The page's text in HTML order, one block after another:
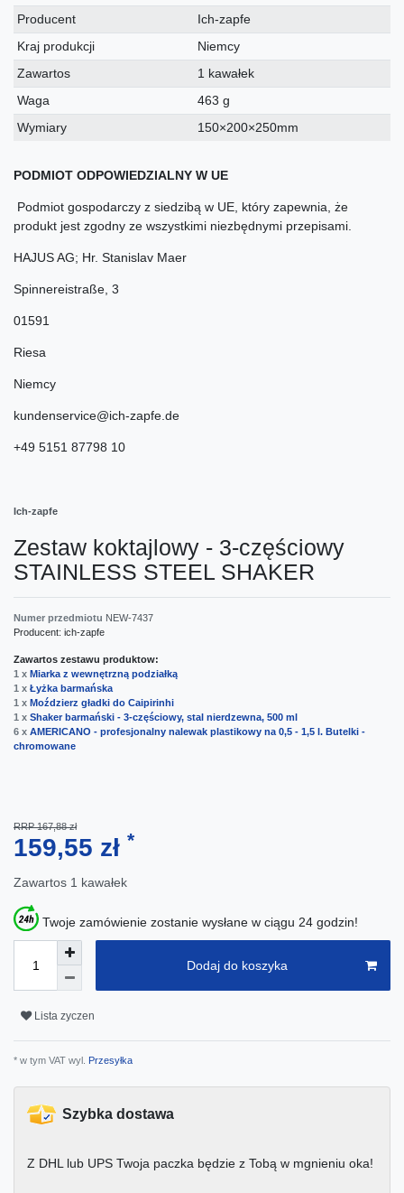
Producent
Ich-zapfe
Kraj produkcji
Niemcy
Zawartos
1 kawałek
Waga
463 g
Wymiary
150×200×250mm
PODMIOT ODPOWIEDZIALNY W UE
Podmiot gospodarczy z siedzibą w UE, który zapewnia, że
produkt jest zgodny ze wszystkimi niezbędnymi przepisami.
HAJUS AG; Hr. Stanislav Maer
Spinnereistraße 3
01591
Riesa
Niemcy
kundenservice@ich-zapfe.de
+49 5151 87798 10
Ich-zapfe
Zestaw koktajlowy - 3-częściowy
STAINLESS STEEL SHAKER
Numer przedmiotu NEW-7437
Producent: ich-zapfe
Zawartos zestawu produktow:
1 x Miarka z wewnętrzną podziałką
1 x Łyżka barmańska
1 x Moździerz gładki do Caipirinhi
1 x Shaker barmański - 3-częściowy, stal nierdzewna, 500 ml
6 x AMERICANO - profesjonalny nalewak plastikowy na 0,5 - 1,5 l. Butelki -
chromowane
RRP 167,88 zł
159,55 zł *
Zawartos 1 kawałek
Twoje zamówienie zostanie wysłane w ciągu 24 godzin!
Dodaj do koszyka
Lista zyczen
* w tym VAT wyl. Przesyłka
Szybka dostawa
Z DHL lub UPS Twoja paczka będzie z Tobą w mgnieniu oka!